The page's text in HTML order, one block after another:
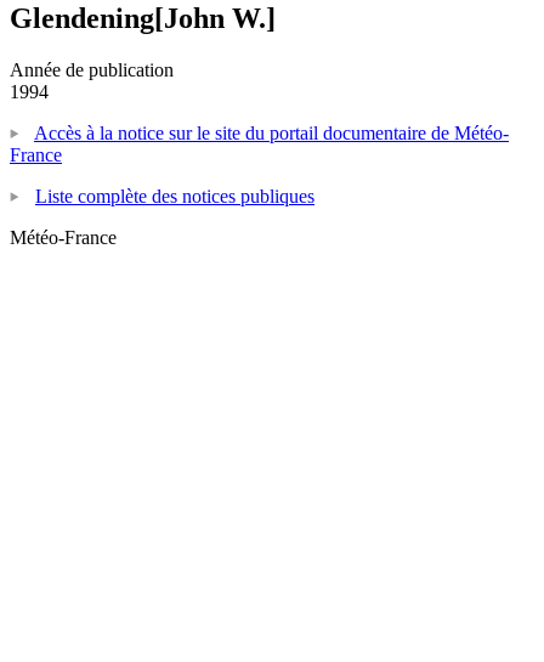
Glendening[John W.]
Année de publication
1994
Accès à la notice sur le site du portail documentaire de Météo-
France
Liste complète des notices publiques
Météo-France